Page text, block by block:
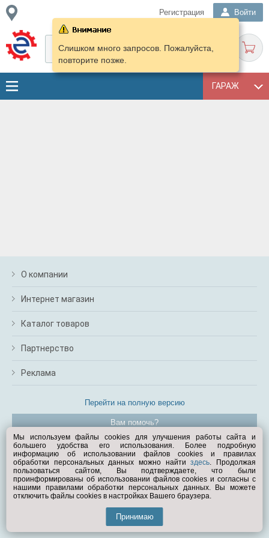
Регистрация Войти
ГАРАЖ
Слишком много запросов. Пожалуйста,
повторите позже.
О компании
Интернет магазин
Каталог товаров
Партнерство
Реклама
Перейти на полную версию
Вам помочь?
© Exist.ru 1998—2026
Мы используем файлы cookies для улучшения работы сайта и
большего удобства его использования. Более подробную
информацию об использовании файлов cookies и правилах
обработки персональных данных можно найтиздесь. Продолжая
пользоваться сайтом, Вы подтверждаете, что были
проинформированы об использовании файлов cookies и согласны с
нашими правилами обработки персональных данных. Вы можете
отключить файлы cookies в настройках Вашего браузера.
Принимаю